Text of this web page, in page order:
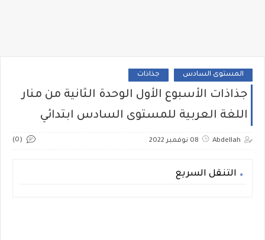
المستوى السادس جذاذات
جذاذات الأسبوع الأول الوحدة الثانية من منار
اللغة العربية للمستوى السادس ابتدائي
Abdellah 08 نوفمبر 2022 (0)
التنقل السريع